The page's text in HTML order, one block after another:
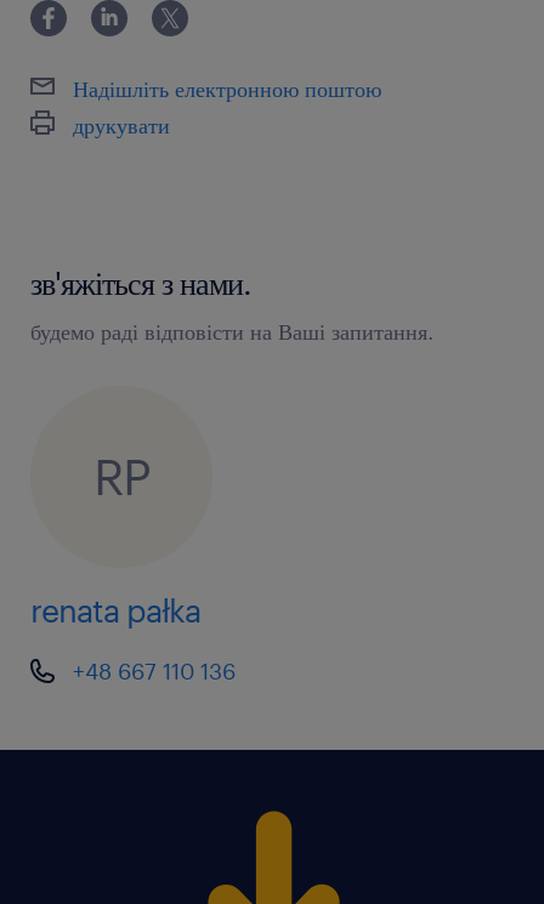
Надішліть електронною поштою
друкувати
зв'яжіться з нами.
будемо раді відповісти на Ваші запитання.
RP
renata pałka
+48 667 110 136